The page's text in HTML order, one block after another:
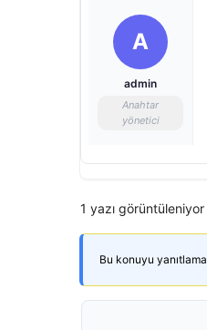
A
admin
Anahtar
yönetici
1 yazı
Bu konuyu